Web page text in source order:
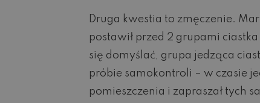
Druga kwestia to zmęczenie.
postawił przed 2 grupami
się domyślać, grupa jedząca
próbie samokontroli – w czasie
pomieszczenia i zapraszał tych